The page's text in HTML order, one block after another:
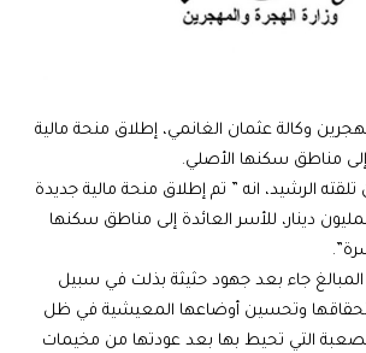
وكالة عثمان الغانمي، إطلاق منحة مالية
إلى مناطق سكنها الأصلي.
الرشيد، انه ” تم إطلاق منحة مالية جديدة
دينار، للأسر العائدة إلى مناطق سكنها
المبالغ جاء بعد جهود حثيثة بذلت في سبيل
وتحسين أوضاعها المعيشية في ظل
التي تحيط بها بعد عودتها من مخيمات